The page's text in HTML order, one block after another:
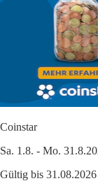
Coinstar
Sa. 1.8. - Mo.
Gültig bis 31.08.2026